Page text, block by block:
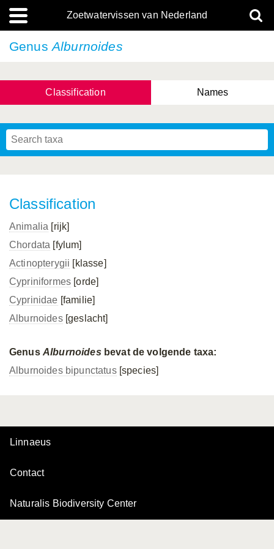
Zoetwatervissen van Nederland
GenusAlburnoides
Classification Names
Classification
Animalia [rijk]
Chordata [fylum]
Actinopterygii [klasse]
Cypriniformes [orde]
Cyprinidae [familie]
Alburnoides[geslacht]
Genus Alburnoidesbevat de volgende taxa:
Alburnoides bipunctatus[species]
Linnaeus
Contact
Naturalis Biodiversity Center